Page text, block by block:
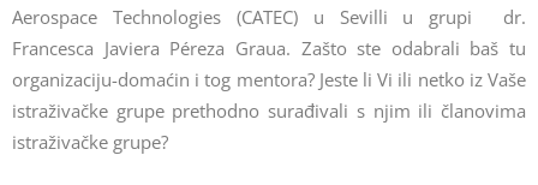
Aerospace Technologies (CATEC) u Sevilli u grupi dr.
Francesca Javiera Péreza Graua. Zašto ste odabrali baš tu
organizaciju-domaćin i tog mentora? Jeste li Vi ili netko iz Vaše
istraživačke grupe prethodno surađivali s njim ili članovima
istraživačke grupe?